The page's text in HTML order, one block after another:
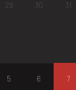
29 30 31
5 6 7